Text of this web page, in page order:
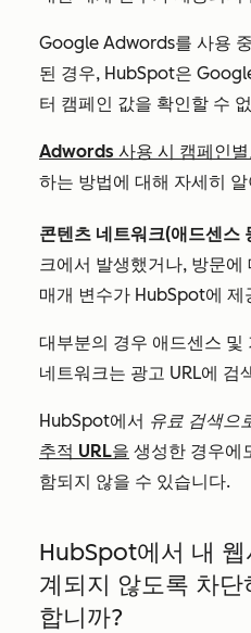
Google Adwords를 사용
된 경우, HubSpot은
터 캠페인 값을 확인할 수
Adwords 사용 시 캠페인
하는 방법에 대해 자세히
콘텐츠 네트워크(애드센스
크에서 발생했거나, 방문에
매개 변수가 HubSpot에
대부분의 경우 애드센스 및
네트워크는 광고 URL에 검
HubSpot에서 유료 검색으
추적 URL을 생성한 경우에
함되지 않을 수 있습니다.
HubSpot에서 내
계되지 않도록 차
합니까?